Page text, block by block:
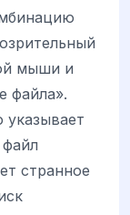
мыши и
файла».
указывает
странное